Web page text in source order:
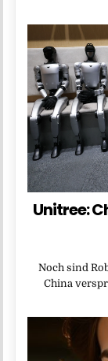
Unitree:
Noch sind
China